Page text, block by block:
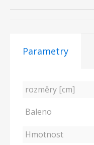
Parametry
rozměry [cm]
Baleno
Hmotnost